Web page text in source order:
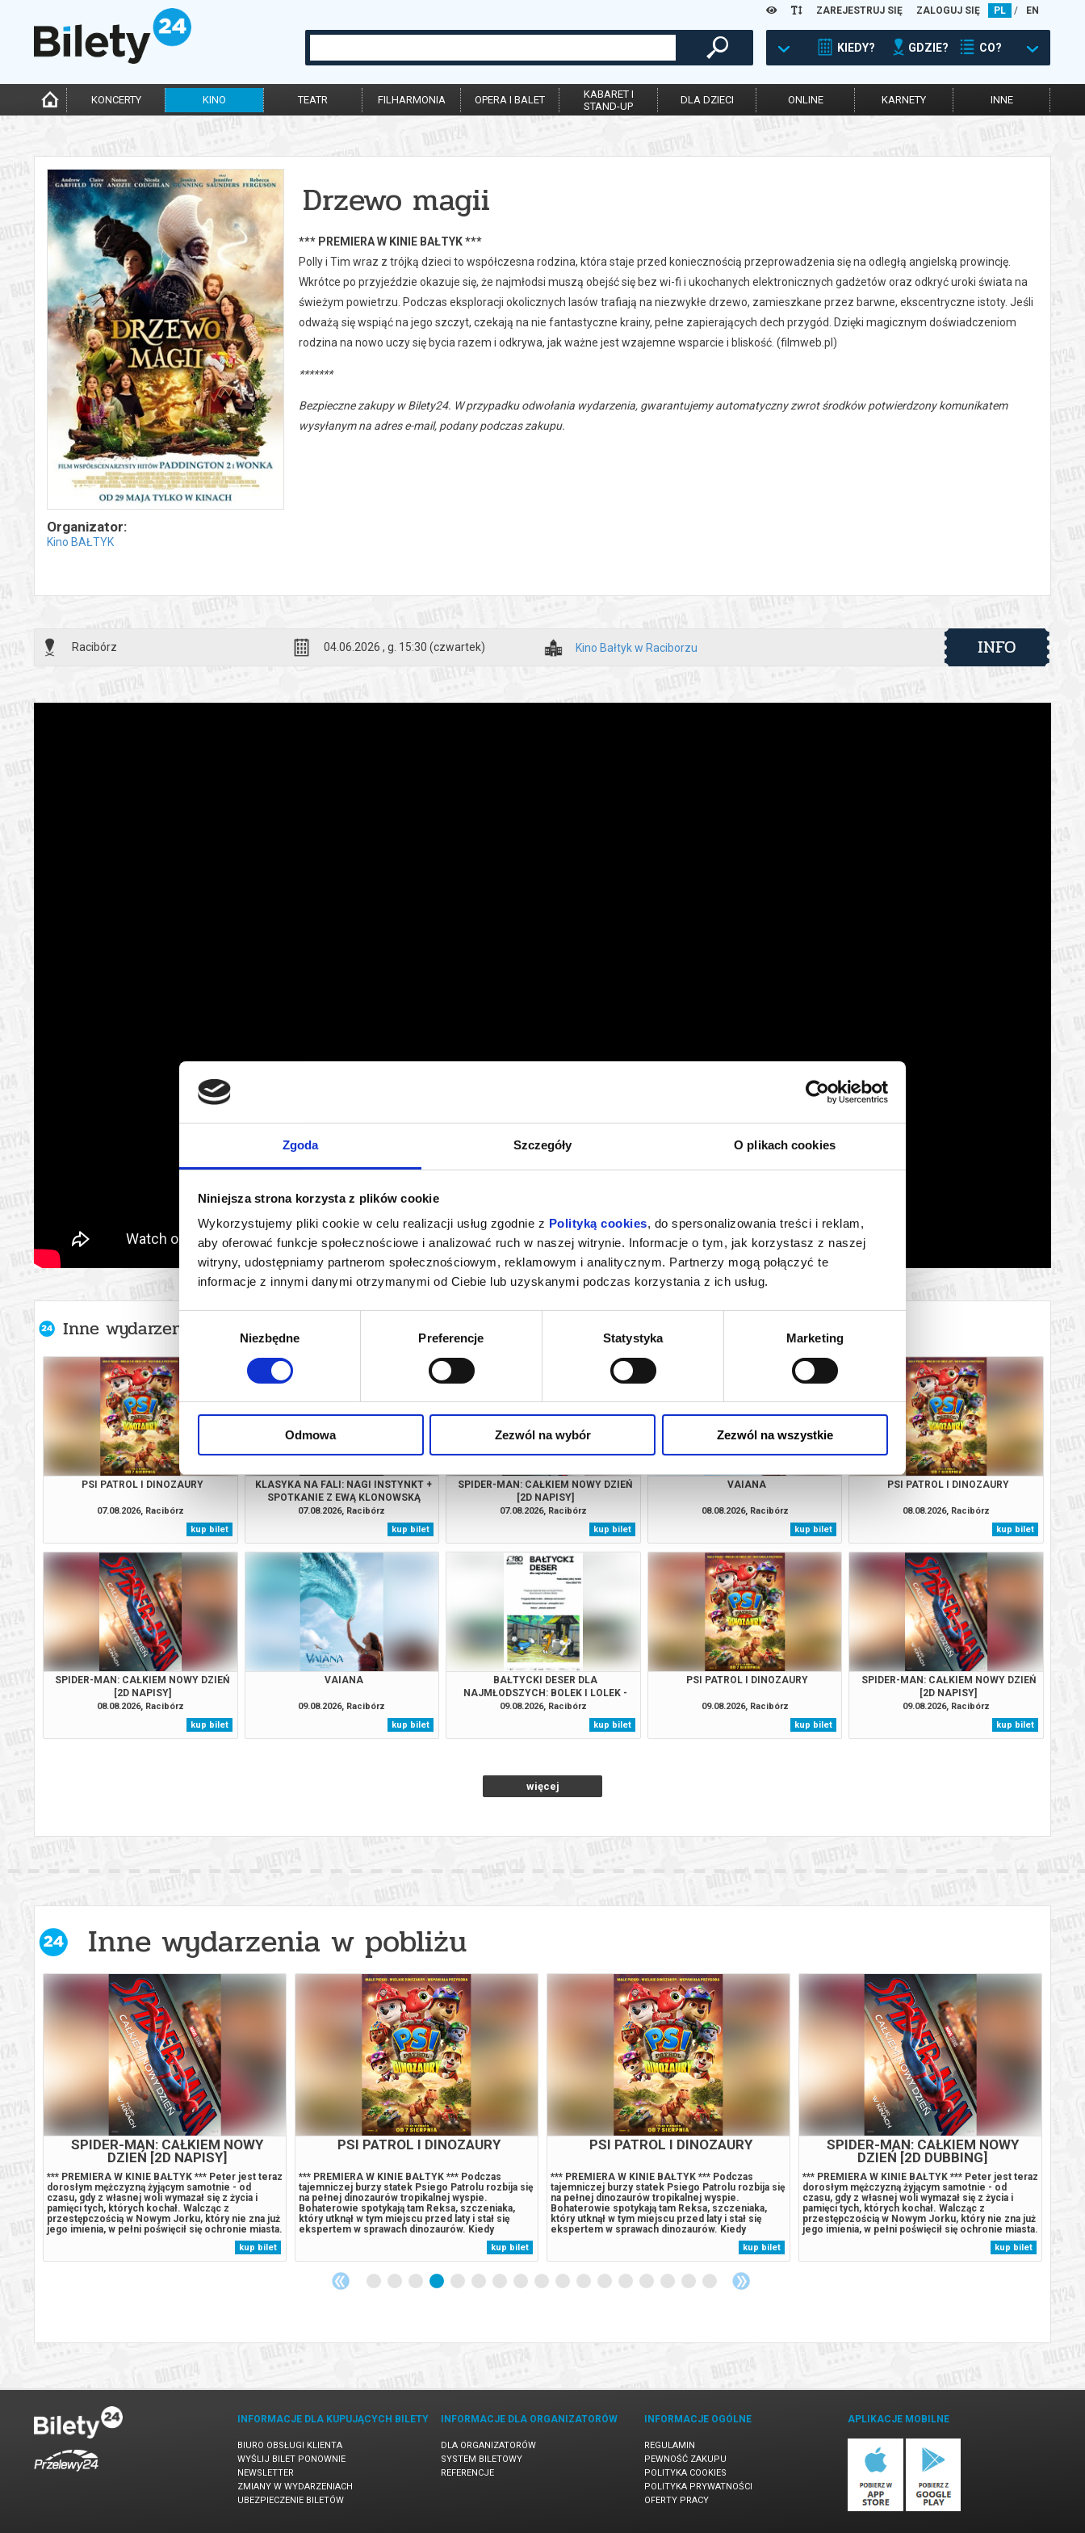
Zgoda Szczegóły O plikach cookies
Niniejsza strona korzysta z plików cookie
Wykorzystujemy pliki cookie w celu realizacji usług zgodnie z Polityką cookies, do spersonalizowania treści i reklam,
aby oferować funkcje społecznościowe i analizować ruch w naszej witrynie. Informacje o tym, jak korzystasz z naszej
witryny, udostępniamy partnerom społecznościowym, reklamowym i analitycznym. Partnerzy mogą połączyć te
informacje z innymi danymi otrzymanymi od Ciebie lub uzyskanymi podczas korzystania z ich usług.
Niezbędne Preferencje Statystyka Marketing
Odmowa Zezwól na wybór Zezwól na wszystkie
ZAREJESTRUJ SIĘ ZALOGUJ SIĘ PL / EN
KIEDY? GDZIE? CO?
KONCERTY KINO TEATR FILHARMONIA OPERA I BALET
KABARET I
STAND-UP
DLA DZIECI ONLINE KARNETY INNE
Organizator:
Kino BAŁTYK
Drzewo magii
*** PREMIERA W KINIE BAŁTYK ***
Polly i Tim wraz z trójką dzieci to współczesna rodzina, która staje przed koniecznością przeprowadzenia się na odległą angielską prowincję.
Wkrótce po przyjeździe okazuje się, że najmłodsi muszą obejść się bez wi-fi i ukochanych elektronicznych gadżetów oraz odkryć uroki świata na
świeżym powietrzu. Podczas eksploracji okolicznych lasów trafiają na niezwykłe drzewo, zamieszkane przez barwne, ekscentryczne istoty. Jeśli
odważą się wspiąć na jego szczyt, czekają na nie fantastyczne krainy, pełne zapierających dech przygód. Dzięki magicznym doświadczeniom
rodzina na nowo uczy się bycia razem i odkrywa, jak ważne jest wzajemne wsparcie i bliskość. (filmweb.pl)
*******
Bezpieczne zakupy w Bilety24. W przypadku odwołania wydarzenia, gwarantujemy automatyczny zwrot środków potwierdzony komunikatem
wysyłanym na adres e-mail, podany podczas zakupu.
Racibórz 04.06.2026 , g. 15:30 (czwartek) Kino Bałtyk w Raciborzu INFO
Inne wydarzenia organizatora
PSI PATROL I DINOZAURY
07.08.2026, Racibórz
kup bilet
KLASYKA NA FALI: NAGI INSTYNKT +
SPOTKANIE Z EWĄ KLONOWSKĄ
07.08.2026, Racibórz
kup bilet
SPIDER-MAN: CAŁKIEM NOWY DZIEŃ
[2D NAPISY]
07.08.2026, Racibórz
kup bilet
VAIANA
08.08.2026, Racibórz
kup bilet
PSI PATROL I DINOZAURY
08.08.2026, Racibórz
kup bilet
SPIDER-MAN: CAŁKIEM NOWY DZIEŃ
[2D NAPISY]
08.08.2026, Racibórz
kup bilet
VAIANA
09.08.2026, Racibórz
kup bilet
BAŁTYCKI DESER DLA
NAJMŁODSZYCH: BOLEK I LOLEK -
"WAKACJE NAD MORZEM" |
"PAMPALINI I BOA" | "REKSIO
09.08.2026, Racibórz
kup bilet
PSI PATROL I DINOZAURY
09.08.2026, Racibórz
kup bilet
SPIDER-MAN: CAŁKIEM NOWY DZIEŃ
[2D NAPISY]
09.08.2026, Racibórz
kup bilet
więcej
Inne wydarzenia w pobliżu
teraz
już
SPIDER-MAN: CAŁKIEM NOWY
DZIEŃ [2D NAPISY]
*** PREMIERA W KINIE BAŁTYK *** Peter jest teraz
dorosłym mężczyzną żyjącym samotnie - od
czasu, gdy z własnej woli wymazał się z życia i
pamięci tych, których kochał. Walcząc z
przestępczością w Nowym Jorku, który nie zna już
jego imienia, w pełni poświęcił się ochronie miasta.
Gdy rosnące wymagania zaczynają go przytłaczać,
presja wywołuje zaskakującą fizyczną przemianę,
która zagraża jego istnieniu,...
kup bilet
PSI PATROL I DINOZAURY
*** PREMIERA W KINIE BAŁTYK *** Podczas
tajemniczej burzy statek Psiego Patrolu rozbija się
na pełnej dinozaurów tropikalnej wyspie.
Bohaterowie spotykają tam Reksa, szczeniaka,
który utknął w tym miejscu przed laty i stał się
ekspertem w sprawach dinozaurów. Kiedy
Humdinger, główny rywal Psiego Patrolu, zaczyna
lekkomyślnie eksploatować zasoby naturalne
wyspy, doprowadza do wybuchu ogromnego,
uśpionego...
kup bilet
PSI PATROL I DINOZAURY
*** PREMIERA W KINIE BAŁTYK *** Podczas
tajemniczej burzy statek Psiego Patrolu rozbija się
na pełnej dinozaurów tropikalnej wyspie.
Bohaterowie spotykają tam Reksa, szczeniaka,
który utknął w tym miejscu przed laty i stał się
ekspertem w sprawach dinozaurów. Kiedy
Humdinger, główny rywal Psiego Patrolu, zaczyna
lekkomyślnie eksploatować zasoby naturalne
wyspy, doprowadza do wybuchu ogromnego,
uśpionego...
kup bilet
SPIDER-MAN: CAŁKIEM NOWY
DZIEŃ [2D DUBBING]
*** PREMIERA W KINIE BAŁTYK *** Peter jest teraz
dorosłym mężczyzną żyjącym samotnie - od
czasu, gdy z własnej woli wymazał się z życia i
pamięci tych, których kochał. Walcząc z
przestępczością w Nowym Jorku, który nie zna już
jego imienia, w pełni poświęcił się ochronie miasta.
Gdy rosnące wymagania zaczynają go przytłaczać,
presja wywołuje zaskakującą fizyczną przemianę,
która zagraża jego istnieniu,...
kup bilet
INFORMACJE DLA KUPUJĄCYCH BILETY
BIURO OBSŁUGI KLIENTA
WYŚLIJ BILET PONOWNIE
NEWSLETTER
ZMIANY W WYDARZENIACH
UBEZPIECZENIE BILETÓW
INFORMACJE DLA ORGANIZATORÓW
DLA ORGANIZATORÓW
SYSTEM BILETOWY
REFERENCJE
INFORMACJE OGÓLNE
REGULAMIN
PEWNOŚĆ ZAKUPU
POLITYKA COOKIES
POLITYKA PRYWATNOŚCI
OFERTY PRACY
APLIKACJE MOBILNE